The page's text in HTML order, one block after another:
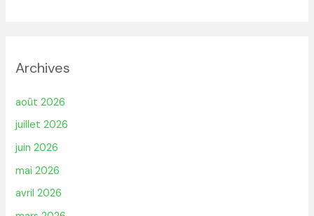
Archives
août 2026
juillet 2026
juin 2026
mai 2026
avril 2026